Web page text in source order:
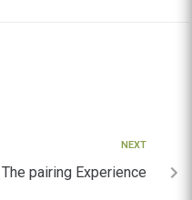
NEXT
pairing Experience